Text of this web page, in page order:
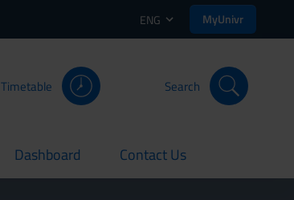
ENG MyUnivr
Timetable Search
Dashboard
current Contact Us
current